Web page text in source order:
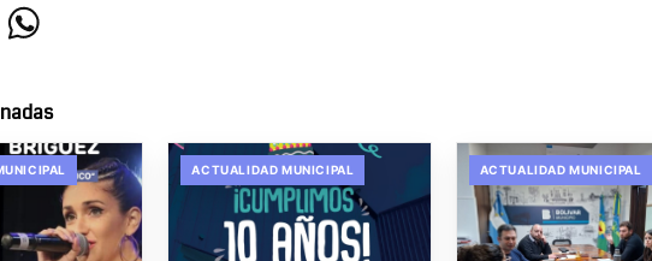
ACTUALIDAD MUNICIPAL ACTUALIDAD MUNICIPAL